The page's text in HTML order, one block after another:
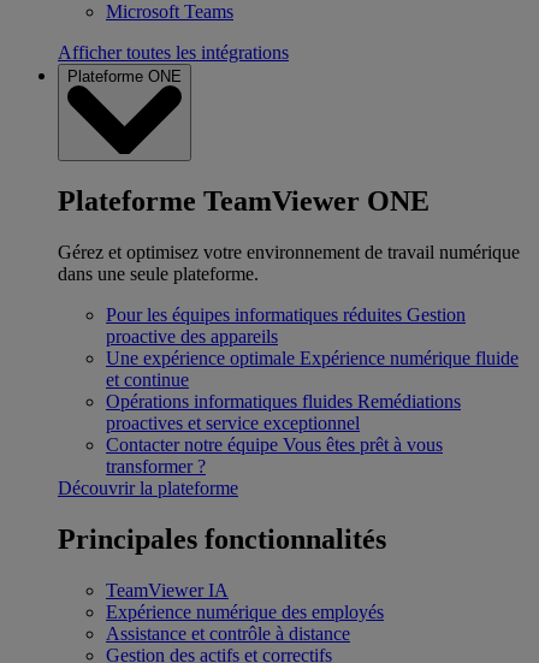
Microsoft Teams
Afficher toutes les intégrations
Plateforme ONE
Plateforme TeamViewer ONE
Gérez et optimisez votre environnement de travail numérique
dans une seule plateforme.
Pour les équipes informatiques réduites Gestion
proactive des appareils
Une expérience optimale Expérience numérique fluide
et continue
Opérations informatiques fluides Remédiations
proactives et service exceptionnel
Contacter notre équipe Vous êtes prêt à vous
transformer ?
Découvrir la plateforme
Principales fonctionnalités
TeamViewer IA
Expérience numérique des employés
Assistance et contrôle à distance
Gestion des actifs et correctifs